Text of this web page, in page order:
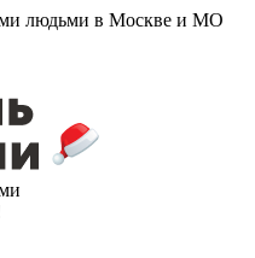
людьми в Москве и МО